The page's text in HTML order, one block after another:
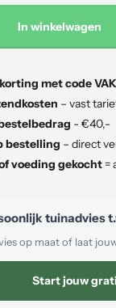
In winkelwagen
met code
– vast
- €40,-
bestelling – direct
voeding gekocht=
tuinadvies
op maat of laat
Start jouw